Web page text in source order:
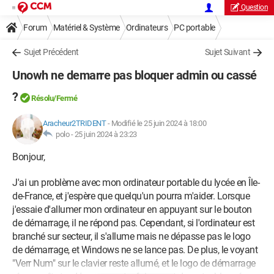
Question
Forum Matériel & Système Ordinateurs PC portable
Sujet Précédent Sujet Suivant
Unowh ne demarre pas bloquer admin ou cassé
?
Résolu/Fermé
Aracheur2TRIDENT- Modifié le 25 juin 2024 à 18:00
polo -25 juin 2024 à 23:23
Bonjour,
J'ai un problème avec mon ordinateur portable du lycée en Île-
de-France, et j'espère que quelqu'un pourra m'aider. Lorsque
j'essaie d'allumer mon ordinateur en appuyant sur le bouton
de démarrage, il ne répond pas. Cependant, si l'ordinateur est
branché sur secteur, il s'allume mais ne dépasse pas le logo
de démarrage, et Windows ne se lance pas. De plus, le voyant
"Verr Num" sur le clavier reste allumé, et le logo de démarrage